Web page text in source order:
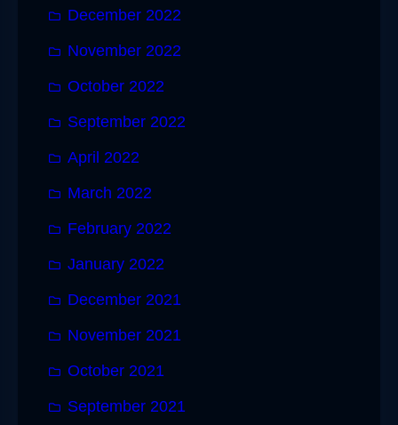
December 2022
November 2022
October 2022
September 2022
April 2022
March 2022
February 2022
January 2022
December 2021
November 2021
October 2021
September 2021